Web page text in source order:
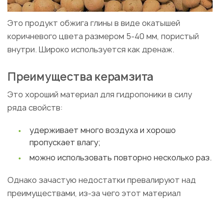
Это продукт обжига глины в виде окатышей
коричневого цвета размером 5-40 мм, пористый
внутри. Широко используется как дренаж.
Преимущества керамзита
Это хороший материал для гидропоники в силу
ряда свойств:
удерживает много воздуха и хорошо
пропускает влагу;
можно использовать повторно несколько раз.
Однако зачастую недостатки превалируют над
преимуществами, из-за чего этот материал